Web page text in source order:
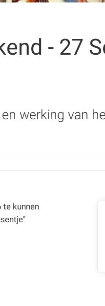
- 27
en werking van
te kunnen